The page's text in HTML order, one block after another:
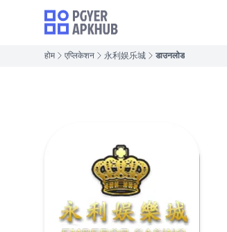
होम एप्लिकेशन 永利娱乐城 डाउनलोड